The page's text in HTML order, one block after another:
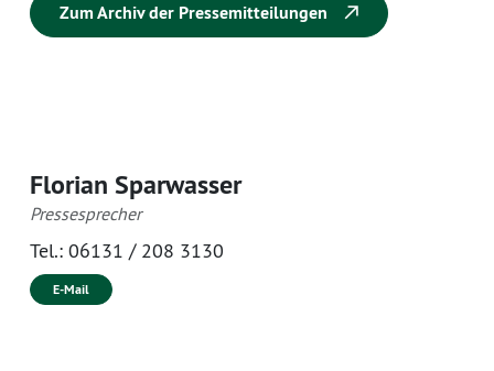
Zum Archiv der Pressemitteilungen
Florian Sparwasser
Pressesprecher
Tel.: 06131 / 208 3130
E-Mail